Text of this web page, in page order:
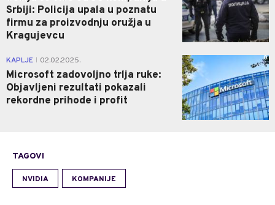
Srbiji: Policija upala u poznatu
firmu za proizvodnju oružja u
Kragujevcu
KAPLJE 02.02.2025.
Microsoft zadovoljno trlja ruke:
Objavljeni rezultati pokazali
rekordne prihode i profit
0
TAGOVI
NVIDIA KOMPANIJE